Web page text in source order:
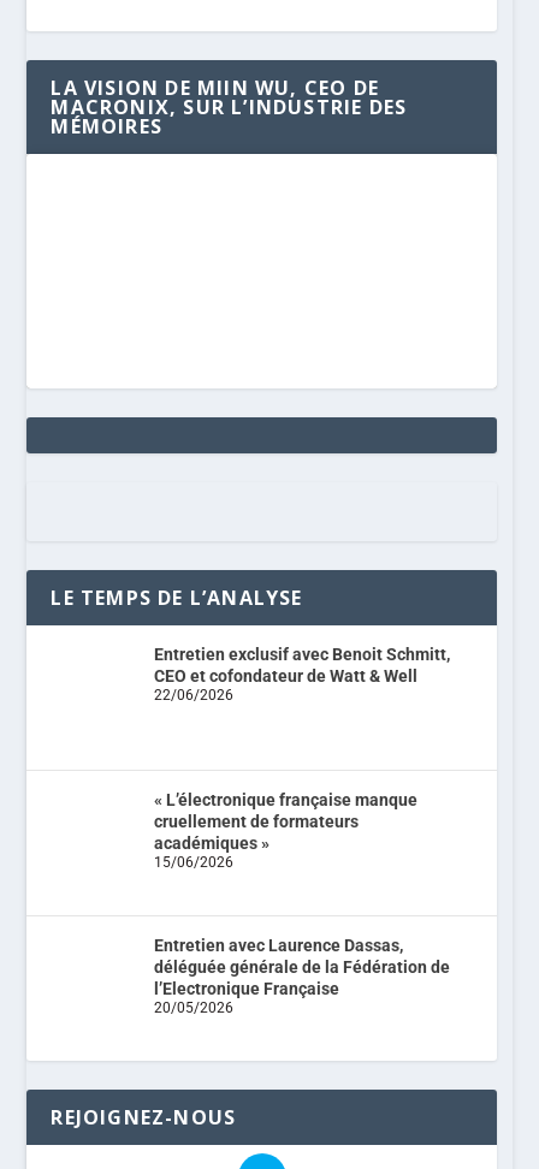
LA VISION DE MIIN WU, CEO DE
MACRONIX, SUR L’INDUSTRIE DES
MÉMOIRES
LE TEMPS DE L’ANALYSE
Entretien exclusif avec Benoit Schmitt,
CEO et cofondateur de Watt & Well
22/06/2026
« L’électronique française manque
cruellement de formateurs
académiques »
15/06/2026
Entretien avec Laurence Dassas,
déléguée générale de la Fédération de
l’Electronique Française
20/05/2026
REJOIGNEZ-NOUS